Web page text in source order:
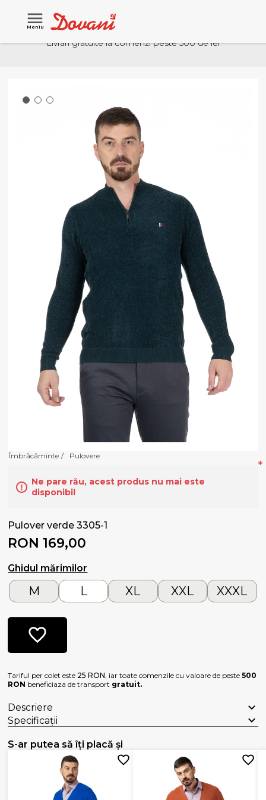
Meniu
Livrari gratuite la comenzi peste 500 de lei
Îmbrăcăminte / Pulovere
Ne pare rău, acest produs nu mai este
disponibil
Pulover verde 3305-1
RON 169,00
Ghidul mărimilor
*
M L XL XXL XXXL
Tariful per colet este 25 RON, iar toate comenzile cu valoare de peste500
RON beneficiaza de transport gratuit.
Descriere
Specificații
S-ar putea să îți placă și